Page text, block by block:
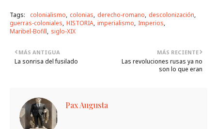
Tags: colonialismo colonias derecho-romano descolonización
guerras-coloniales HISTORIA imperialismo Imperios
Maribel-Bofill siglo-XIX
MÁS RECIENTE
Las revoluciones rusas ya no
son lo que eran
MÁS ANTIGUA
La sonrisa del fusilado
Pax Augusta